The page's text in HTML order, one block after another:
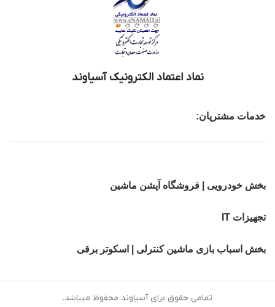
نماد اعتماد الکترونیک آسیاوند
خدمات مشتریان:
بخش خودرویی | فروشگاه آپشن ماشین
تجهیزات IT
بخش اسباب بازی ماشین کنترلی | اسکوتر برقی
تمامی حقوق برای آسیاوند محفوظ میباشد.